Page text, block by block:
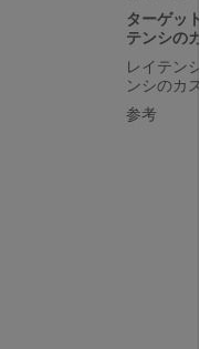
ターゲッ
テンシの
レイテン
ンシのカ
参考